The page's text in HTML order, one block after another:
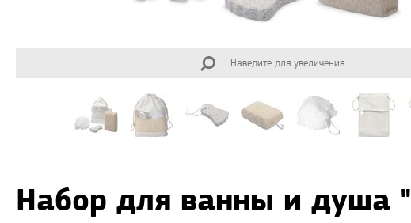
Наведите для увеличения
Набор для ванны и душа